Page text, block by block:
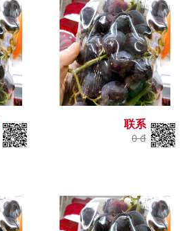
联系
0 đ